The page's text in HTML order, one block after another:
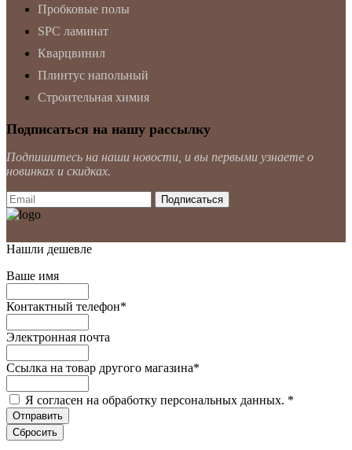
Пробковые полы
SPC ламинат
Кварцвинил
Плинтус напольный
Строительная химия
Подписаться на нашу рассылку
Подпишитесь на наши новости, и вы первыми узнаете о
новинках и скидках.
Нашли дешевле
Ваше имя
Контактный телефон*
Электронная почта
Ссылка на товар другого магазина*
Я согласен на обработку персональных данных. *